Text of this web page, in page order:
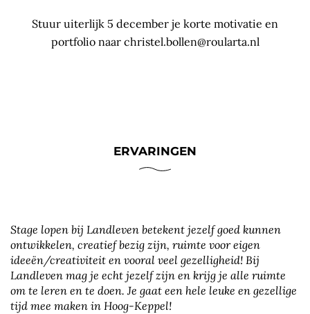
Stuur uiterlijk 5 december je korte motivatie en
portfolio naar christel.bollen@roularta.nl
ERVARINGEN
Stage lopen bij Landleven betekent jezelf goed kunnen
ontwikkelen, creatief bezig zijn, ruimte voor eigen
ideeën/creativiteit en vooral veel gezelligheid! Bij
Landleven mag je echt jezelf zijn en krijg je alle ruimte
om te leren en te doen. Je gaat een hele leuke en gezellige
tijd mee maken in Hoog-Keppel!